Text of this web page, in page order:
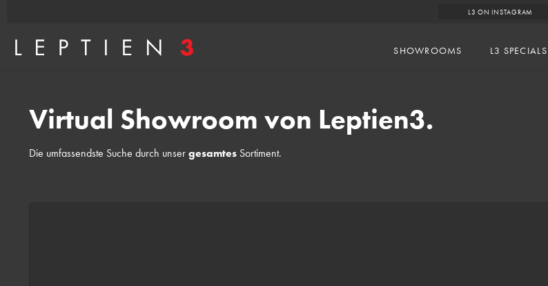
L3 ON INSTAGRAM
SHOWROOMS L3 SPECIALS
Virtual Showroom von Leptien3.
Die umfassendste Suche durch unsergesamtes Sortiment.